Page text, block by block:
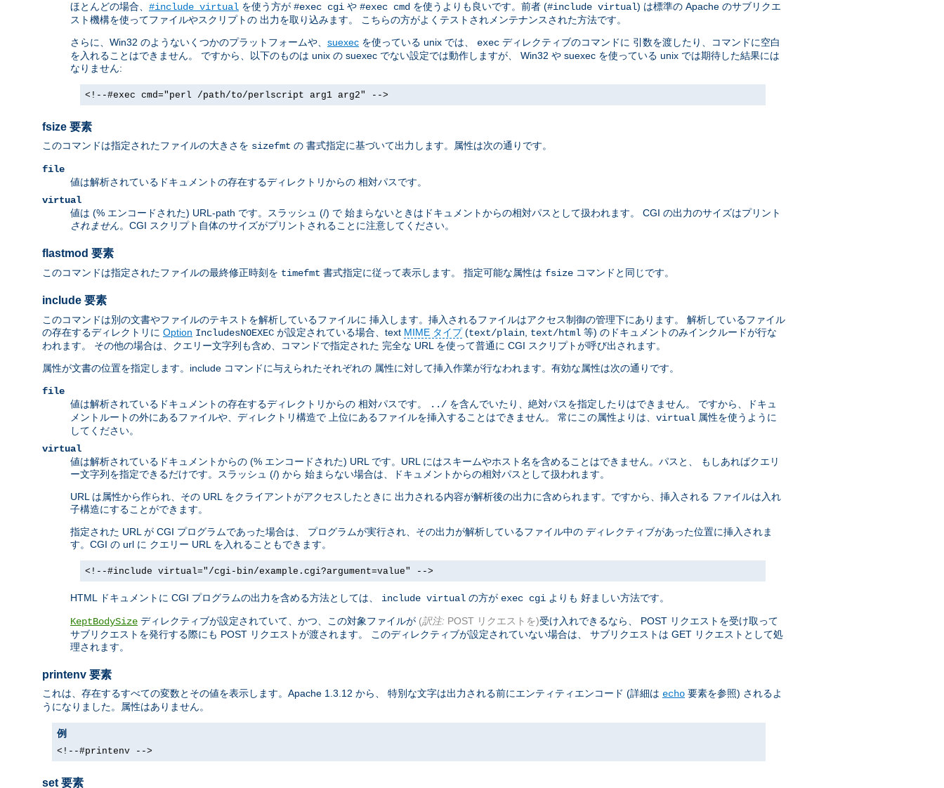
ほとんどの場合、 #include virtual を使う方が #exec cgi や #exec cmd を使うよりも良いです。前者 (#include virtual) は標準の Apache のサブリクエ
スト機構を使ってファイルやスクリプトの 出力を取り込みます。 こちらの方がよくテストされメンテナンスされた方法です。
さらに、Win32 のようないくつかのプラットフォームや、 suexec を使っている unix では、 exec ディレクティブのコマンドに 引数を渡したり、コマンドに空白
を入れることはできません。 ですから、以下のものは unix の suexec でない設定では動作しますが、 Win32 や suexec を使っている unix では期待した結果には
なりません:
<!--#exec cmd="perl /path/to/perlscript arg1 arg2" -->
fsize 要素
このコマンドは指定されたファイルの大きさを sizefmt の 書式指定に基づいて出力します。属性は次の通りです。
file
値は解析されているドキュメントの存在するディレクトリからの 相対パスです。
virtual
値は (% エンコードされた) URL-path です。スラッシュ (/) で 始まらないときはドキュメントからの相対パスとして扱われます。 CGI の出力のサイズはプリント
されません。CGI スクリプト自体のサイズがプリントされることに注意してください。
flastmod 要素
このコマンドは指定されたファイルの最終修正時刻を timefmt 書式指定に従って表示します。 指定可能な属性は fsize コマンドと同じです。
include 要素
このコマンドは別の文書やファイルのテキストを解析しているファイルに 挿入します。挿入されるファイルはアクセス制御の管理下にあります。 解析しているファイル
の存在するディレクトリに Option IncludesNOEXEC が設定されている場合、text MIME タイプ(text/plain text/html 等) のドキュメントのみインクルードが行な
われます。 その他の場合は、クエリー文字列も含め、コマンドで指定された 完全な URL を使って普通に CGI スクリプトが呼び出されます。
属性が文書の位置を指定します。include コマンドに与えられたそれぞれの 属性に対して挿入作業が行なわれます。有効な属性は次の通りです。
file
値は解析されているドキュメントの存在するディレクトリからの 相対パスです。
../ を含んでいたり、絶対パスを指定したりはできません。 ですから、ドキュ
メントルートの外にあるファイルや、ディレクトリ構造で 上位にあるファイルを挿入することはできません。 常にこの属性よりは、 virtual 属性を使うように
してください。
virtual
値は解析されているドキュメントからの (% エンコードされた) URL です。URL にはスキームやホスト名を含めることはできません。パスと、 もしあればクエリ
ー文字列を指定できるだけです。スラッシュ (/) から 始まらない場合は、ドキュメントからの相対パスとして扱われます。
URL は属性から作られ、その URL をクライアントがアクセスしたときに 出力される内容が解析後の出力に含められます。ですから、挿入される ファイルは入れ
子構造にすることができます。
指定された URL が CGI プログラムであった場合は、 プログラムが実行され、その出力が解析しているファイル中の ディレクティブがあった位置に挿入されま
す。CGI の url に クエリー URL を入れることもできます。
<!--#include virtual="/cgi-bin/example.cgi?argument=value" -->
HTML ドキュメントに CGI プログラムの出力を含める方法としては、 include virtual の方が exec cgi よりも 好ましい方法です。
KeptBodySize ディレクティブが設定されていて、かつ、この対象ファイルが (訳注: POST リクエストを)受け入れできるなら、 POST リクエストを受け取って
サブリクエストを発行する際にも POST リクエストが渡されます。 このディレクティブが設定されていない場合は、 サブリクエストは GET リクエストとして処
理されます。
printenv 要素
これは、存在するすべての変数とその値を表示します。Apache 1.3.12 から、 特別な文字は出力される前にエンティティエンコード (詳細は echo 要素を参照) されるよ
うになりました。属性はありません。
例
<!--#printenv -->
set 要素